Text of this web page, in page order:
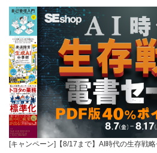
[キャンペーン]【8/17まで】AI時代の生存戦